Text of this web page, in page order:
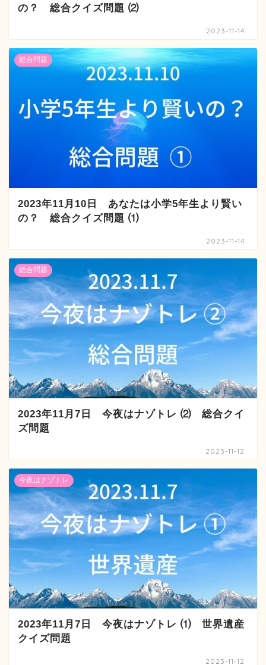
の？ 総合クイズ問題 ⑵
2023-11-14
総合問題
2023年11月10日 あなたは小学5年生より賢い
の？ 総合クイズ問題 ⑴
2023-11-14
総合問題
2023年11月7日 今夜はナゾトレ ⑵ 総合クイ
ズ問題
2023-11-12
今夜はナゾトレ
2023年11月7日 今夜はナゾトレ ⑴ 世界遺産
クイズ問題
2023-11-12